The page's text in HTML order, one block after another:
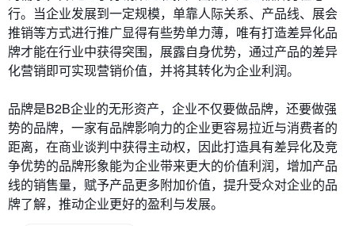
行。当企业发展到一定规模，单靠人际关系、产品线、展会
推销等方式进行推广显得有些势单力薄，唯有打造差异化品
牌才能在行业中获得突围，展露自身优势，通过产品的差异
化营销即可实现营销价值，并将其转化为企业利润。
品牌是B2B企业的无形资产，企业不仅要做品牌，还要做强
势的品牌，一家有品牌影响力的企业更容易拉近与消费者的
距离，在商业谈判中获得主动权，因此打造具有差异化及竞
争优势的品牌形象能为企业带来更大的价值利润，增加产品
线的销售量，赋予产品更多附加价值，提升受众对企业的品
牌了解，推动企业更好的盈利与发展。